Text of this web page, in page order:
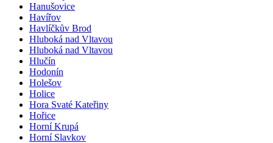
Hanušovice
Havířov
Havlíčkův Brod
Hluboká nad Vltavou
Hluboká nad Vltavou
Hlučín
Hodonín
Holešov
Holice
Hora Svaté Kateřiny
Hořice
Horní Krupá
Horní Slavkov